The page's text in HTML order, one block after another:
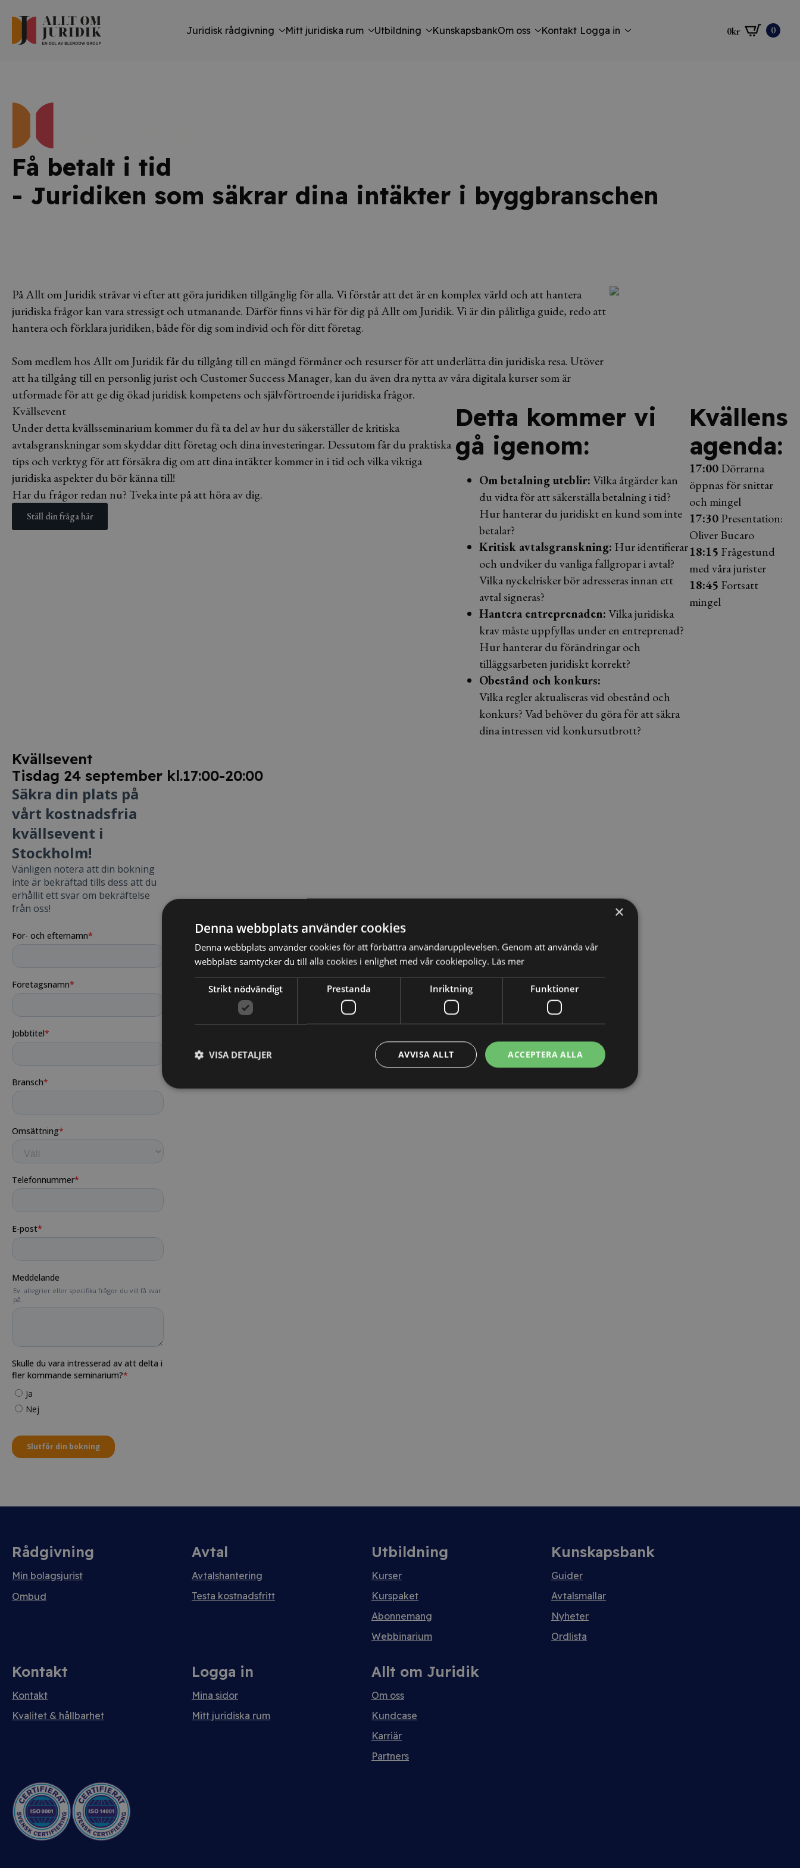
Juridisk rådgivning Mitt juridiska rum Utbildning KunskapsbankOm oss Kontakt Logga in 0kr 0
Få betalt i tid
- Juridiken som säkrar dina intäkter i byggbranschen
På Allt om Juridik strävar vi efter att göra juridiken tillgänglig för alla. Vi förstår att det är en komplex värld och att hantera
juridiska frågor kan vara stressigt och utmanande. Därför finns vi här för dig på Allt om Juridik. Vi är din pålitliga guide, redo att
hantera och förklara juridiken, både för dig som individ och för ditt företag.
Som medlem hos Allt om Juridik får du tillgång till en mängd förmåner och resurser för att underlätta din juridiska resa. Utöver
att ha tillgång till en personlig jurist och Customer Success Manager, kan du även dra nytta av våra digitala kurser som är
utformade för att ge dig ökad juridisk kompetens och självförtroende i juridiska frågor.
Kvällsevent
Under detta kvällsseminarium kommer du få ta del av hur du säkerställer de kritiska
avtalsgranskningar som skyddar ditt företag och dina investeringar. Dessutom får du praktiska
tips och verktyg för att försäkra dig om att dina intäkter kommer in i tid och vilka viktiga
juridiska aspekter du bör känna till!
Har du frågor redan nu? Tveka inte på att höra av dig.
Ställ din fråga här
Detta kommer vi
gå igenom:
Om betalning uteblir:Vilka åtgärder kan
du vidta för att säkerställa betalning i tid?
Hur hanterar du juridiskt en kund som inte
betalar?
Kritisk avtalsgranskning: Hur identifierar
och undviker du vanliga fallgropar i avtal?
Vilka nyckelrisker bör adresseras innan ett
avtal signeras?
Hantera entreprenaden:Vilka juridiska
krav måste uppfyllas under en entreprenad?
Hur hanterar du förändringar och
tilläggsarbeten juridiskt korrekt?
Obestånd och konkurs:
Vilka regler aktualiseras vid obestånd och
konkurs? Vad behöver du göra för att säkra
dina intressen vid konkursutbrott?
Kvällens
agenda:
17:00Dörrarna
öppnas för snittar
och mingel
17:30Presentation:
Oliver Bucaro
18:15 Frågestund
med våra jurister
18:45 Fortsatt
mingel
Kvällsevent
Tisdag 24 september kl.17:00-20:00
Rådgivning
Min bolagsjurist
Ombud
Avtal
Avtalshantering
Testa kostnadsfritt
Utbildning
Kurser
Kurspaket
Abonnemang
Webbinarium
Kunskapsbank
Guider
Avtalsmallar
Nyheter
Ordlista
Kontakt
Kontakt
Kvalitet & hållbarhet
Logga in
Mina sidor
Mitt juridiska rum
Allt om Juridik
Om oss
Kundcase
Karriär
Partners
×
Denna webbplats använder cookies
Denna webbplats använder cookies för att förbättra användarupplevelsen. Genom att använda vår
webbplats samtycker du till alla cookies i enlighet med vår cookiepolicy. Läs mer
Strikt nödvändigt Prestanda Inriktning Funktioner
ACCEPTERA ALLA
AVVISA ALLT
VISA DETALJER